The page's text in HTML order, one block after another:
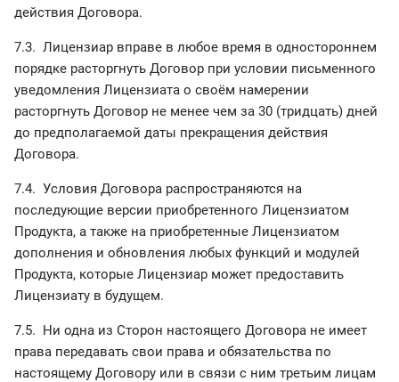
действия Договора.
7.3. Лицензиар вправе в любое время в одностороннем
порядке расторгнуть Договор при условии письменного
уведомления Лицензиата о своём намерении
расторгнуть Договор не менее чем за 30 (тридцать) дней
до предполагаемой даты прекращения действия
Договора.
7.4. Условия Договора распространяются на
последующие версии приобретенного Лицензиатом
Продукта, а также на приобретенные Лицензиатом
дополнения и обновления любых функций и модулей
Продукта, которые Лицензиар может предоставить
Лицензиату в будущем.
7.5. Ни одна из Сторон настоящего Договора не имеет
права передавать свои права и обязательства по
настоящему Договору или в связи с ним третьим лицам